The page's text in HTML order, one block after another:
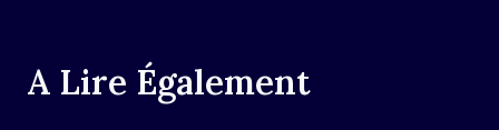
A Lire Également